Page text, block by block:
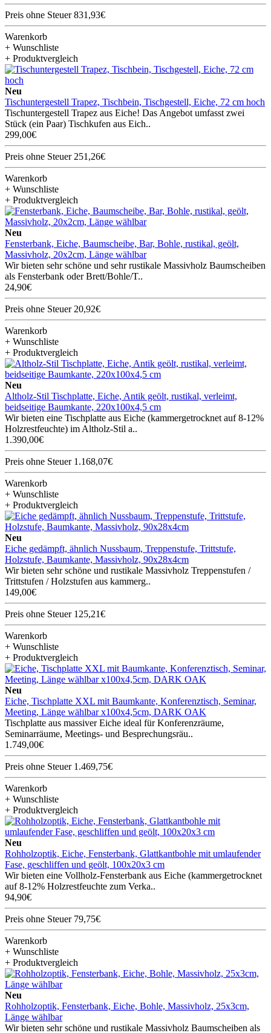
Preis ohne Steuer 831,93€
Warenkorb
+ Wunschliste
+ Produktvergleich
Neu
Tischuntergestell Trapez, Tischbein, Tischgestell, Eiche, 72 cm hoch
Tischuntergestell Trapez aus Eiche! Das Angebot umfasst zwei
Stück (ein Paar) Tischkufen aus Eich..
299,00€
Preis ohne Steuer 251,26€
Warenkorb
+ Wunschliste
+ Produktvergleich
Neu
Fensterbank, Eiche, Baumscheibe, Bar, Bohle, rustikal, geölt,
Massivholz, 20x2cm, Länge wählbar
Wir bieten sehr schöne und sehr rustikale Massivholz Baumscheiben
als Fensterbank oder Brett/Bohle/T..
24,90€
Preis ohne Steuer 20,92€
Warenkorb
+ Wunschliste
+ Produktvergleich
Neu
Altholz-Stil Tischplatte, Eiche, Antik geölt, rustikal, verleimt,
beidseitige Baumkante, 220x100x4,5 cm
Wir bieten eine Tischplatte aus Eiche (kammergetrocknet auf 8-12%
Holzrestfeuchte) im Altholz-Stil a..
1.390,00€
Preis ohne Steuer 1.168,07€
Warenkorb
+ Wunschliste
+ Produktvergleich
Neu
Eiche gedämpft, ähnlich Nussbaum, Treppenstufe, Trittstufe,
Holzstufe, Baumkante, Massivholz, 90x28x4cm
Wir bieten sehr schöne und rustikale Massivholz Treppenstufen /
Trittstufen / Holzstufen aus kammerg..
149,00€
Preis ohne Steuer 125,21€
Warenkorb
+ Wunschliste
+ Produktvergleich
Neu
Eiche, Tischplatte XXL mit Baumkante, Konferenztisch, Seminar,
Meeting, Länge wählbar x100x4,5cm, DARK OAK
Tischplatte aus massiver Eiche ideal für Konferenzräume,
Seminarräume, Meetings- und Besprechungsräu..
1.749,00€
Preis ohne Steuer 1.469,75€
Warenkorb
+ Wunschliste
+ Produktvergleich
Neu
Rohholzoptik, Eiche, Fensterbank, Glattkantbohle mit umlaufender
Fase, geschliffen und geölt, 100x20x3 cm
Wir bieten eine Vollholz-Fensterbank aus Eiche (kammergetrocknet
auf 8-12% Holzrestfeuchte zum Verka..
94,90€
Preis ohne Steuer 79,75€
Warenkorb
+ Wunschliste
+ Produktvergleich
Neu
Rohholzoptik, Fensterbank, Eiche, Bohle, Massivholz, 25x3cm,
Länge wählbar
Wir bieten sehr schöne und rustikale Massivholz Baumscheiben als